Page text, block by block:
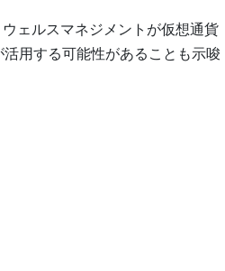
ェルスマネジメントが仮想通貨
用する可能性があることも示唆